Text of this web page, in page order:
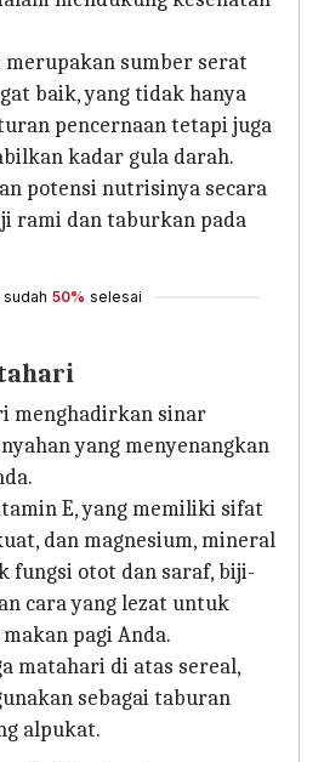
sumber serat
baik, yang tidak hanya
pencernaan tetapi juga
kadar gula darah.
potensi nutrisinya secara
rami dan taburkan pada
sudah 50% selesai
menghadirkan sinar
yang menyenangkan
E, yang memiliki sifat
dan magnesium, mineral
fungsi otot dan saraf, biji-
cara yang lezat untuk
pagi Anda.
matahari di atas sereal,
sebagai taburan
alpukat.